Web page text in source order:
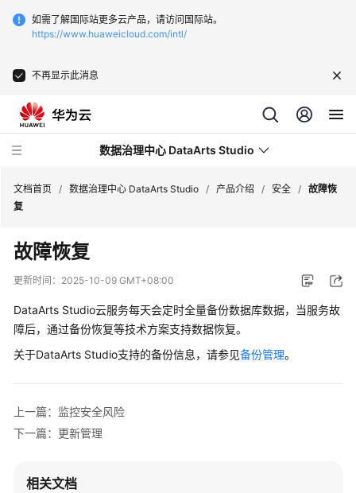
如需了解国际站更多云产品，请访问国际站。
https://www.huaweicloud.com/intl/
不再显示此消息
数据治理中心 DataArts Studio
最
新
动
服
公
产
品
文档首页 / 数据治理中心 DataArts Studio / 产品介绍 / 安全 / 故障恢
复
故障恢复
更新时间： 2025-10-09 GMT+08:00
DataArts Studio云服务每天会定时全量备份数据库数据，当服务故
障后，通过备份恢复等技术方案支持数据恢复。
关于DataArts Studio支持的备份信息，请参见备份管理。
上一篇：监控安全风险
下一篇：更新管理
相关文档